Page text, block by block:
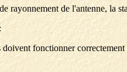
rayonnement de l'antenne, la
fonctionner